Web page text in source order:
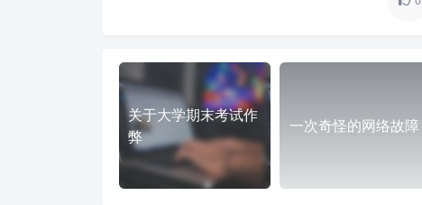
关于大学期末考试作
弊
一次奇怪的网络故障